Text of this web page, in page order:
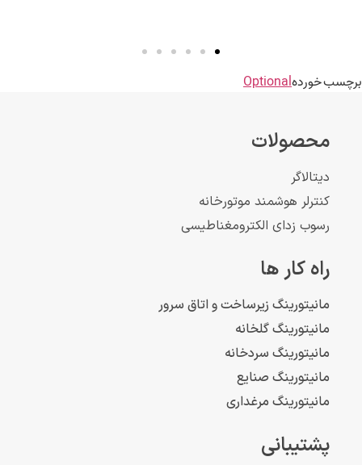
برچسب خوردهOptional
محصولات
دیتالاگر
کنترلر هوشمند موتورخانه
رسوب زدای الکترومغناطیسی
راه کار ها
مانیتورینگ زیرساخت و اتاق سرور
مانیتورینگ گلخانه
مانیتورینگ سردخانه
مانیتورینگ صنایع
مانیتورینگ مرغداری
پشتیبانی